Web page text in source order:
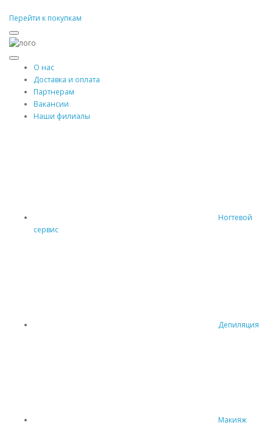
Перейти к покупкам
О нас
Доставка и оплата
Партнерам
Вакансии
Наши филиалы
Ногтевой
сервис
Депиляция
Макияж